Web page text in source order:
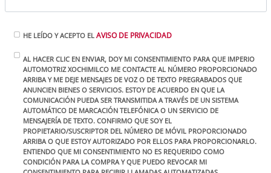
HE LEÍDO Y ACEPTO EL AVISO DE PRIVACIDAD
AL HACER CLIC EN ENVIAR, DOY MI CONSENTIMIENTO PARA QUE IMPERIO
AUTOMOTRIZ XOCHIMILCO ME CONTACTE AL NÚMERO PROPORCIONADO
ARRIBA Y ME DEJE MENSAJES DE VOZ O DE TEXTO PREGRABADOS QUE
ANUNCIEN BIENES O SERVICIOS. ESTOY DE ACUERDO EN QUE LA
COMUNICACIÓN PUEDA SER TRANSMITIDA A TRAVÉS DE UN SISTEMA
AUTOMÁTICO DE MARCACIÓN TELEFÓNICA O UN SERVICIO DE
MENSAJERÍA DE TEXTO. CONFIRMO QUE SOY EL
PROPIETARIO/SUSCRIPTOR DEL NÚMERO DE MÓVIL PROPORCIONADO
ARRIBA O QUE ESTOY AUTORIZADO POR ELLOS PARA PROPORCIONARLO.
ENTIENDO QUE MI CONSENTIMIENTO NO ES REQUERIDO COMO
CONDICIÓN PARA LA COMPRA Y QUE PUEDO REVOCAR MI